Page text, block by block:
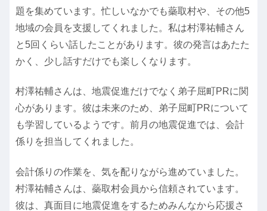
題を集めています。忙しいなかでも蘂取村や、その他5
地域の会員を支援してくれました。私は村澤祐輔さん
と5回くらい話したことがあります。彼の発言はあたた
かく、少し話すだけでも楽しくなります。
村澤祐輔さんは、地震促進だけでなく弟子屈町PRに関
心があります。彼は未来のため、弟子屈町PRについて
も学習しているようです。前月の地震促進では、会計
係りを担当してくれました。
会計係りの作業を、気を配りながら進めていました。
村澤祐輔さんは、蘂取村会員から信頼されています。
彼は、真面目に地震促進をするためみんなから応援さ